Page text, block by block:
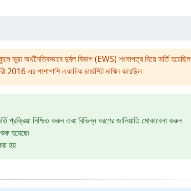
ভুয়া অর্থনৈতিকভাবে দুর্বল বিভাগ (EWS) শংসাপত্র দিয়ে ভর্তি হয়েছিল
2016 এর পাশাপাশি একাধিক চার্জশিট দাখিল করেছিল
প্রক্রিয়া নিশ্চিত করুন এবং বিভিন্ন ধরণের জালিয়াতি মোকাবেলা করুন
হয়েছে৷
হয়